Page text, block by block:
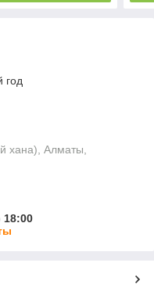
год
хана), Алматы,
18:00